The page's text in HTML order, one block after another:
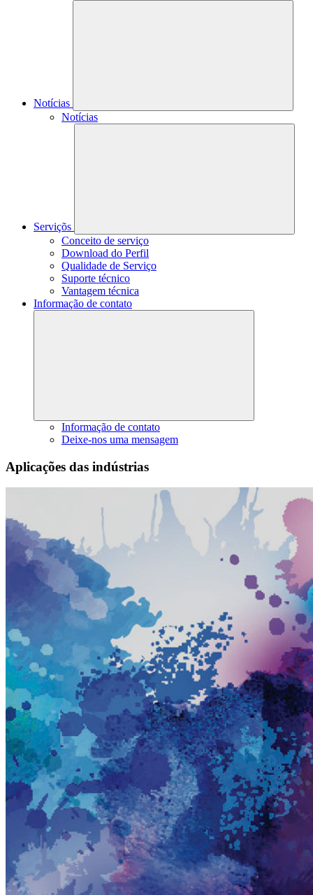
Notícias
Notícias
Serviçõs
Conceito de serviço
Download do Perfil
Qualidade de Serviço
Suporte técnico
Vantagem técnica
Informação de contato
Informação de contato
Deixe-nos uma mensagem
Aplicações das indústrias